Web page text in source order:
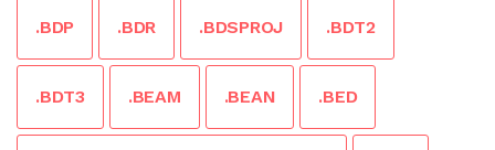
.BDP .BDR .BDSPROJ .BDT2
.BDT3 .BEAM .BEAN .BED